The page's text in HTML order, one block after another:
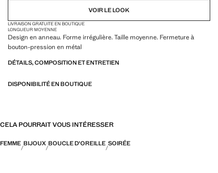
VOIR LE LOOK
LIVRAISON GRATUITE EN BOUTIQUE
LONGUEUR MOYENNE
Design en anneau. Forme irrégulière. Taille moyenne. Fermeture à
bouton-pression en métal
DÉTAILS, COMPOSITION ET ENTRETIEN
DISPONIBILITÉ EN BOUTIQUE
CELA POURRAIT VOUS INTÉRESSER
FEMME BIJOUX BOUCLE D'OREILLE SOIRÉE